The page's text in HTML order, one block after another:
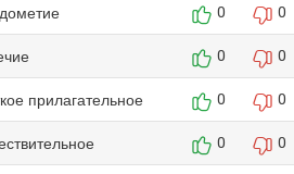
0 0
0 0
прилагательное 0 0
0 0